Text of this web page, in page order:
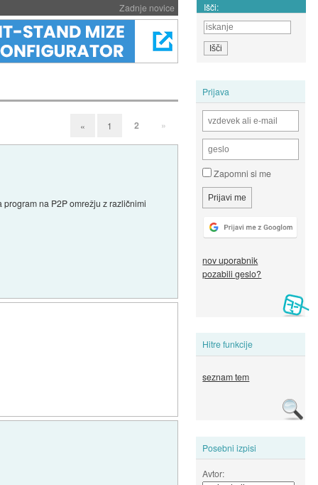
Zadnje novice Išči:
Prijava
Zapomni si me
nov uporabnik
pozabili geslo?
Hitre funkcije
seznam tem
Posebni izpisi
Avtor:
« 1 2 »
na P2P omrežju z različnimi